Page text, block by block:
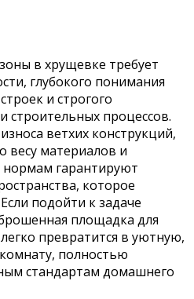
в хрущевке требует
глубокого понимания
и строгого
строительных процессов.
ветхих конструкций,
весу материалов и
гарантируют
которое
подойти к задаче
площадка для
превратится в уютную,
полностью
стандартам домашнего